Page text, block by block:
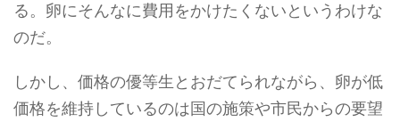
る。卵にそんなに費用をかけたくないというわけな
のだ。
しかし、価格の優等生とおだてられながら、卵が低
価格を維持しているのは国の施策や市民からの要望